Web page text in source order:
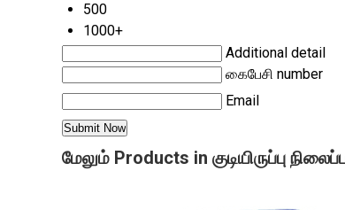
500
1000+
Additional detail
கைபேசி number
Email
மேலும் Products in குடியிருப்பு